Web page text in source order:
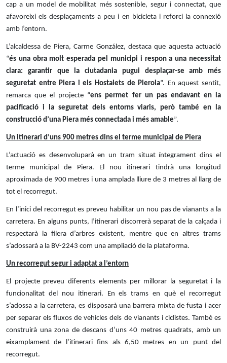
cap a un model de mobilitat més sostenible, segur i connectat, que
afavoreixi els desplaçaments a peu i en bicicleta i reforci la connexió
amb l’entorn.
L’alcaldessa de Piera, Carme González, destaca que aquesta actuació
“és una obra molt esperada pel municipi i respon a una necessitat
clara: garantir que la ciutadania pugui desplaçar-se amb més
seguretat entre Piera i els Hostalets de Pierola”. En aquest sentit,
remarca que el projecte “ens permet fer un pas endavant en la
pacificació i la seguretat dels entorns viaris, però també en la
construcció d’una Piera més connectada i més amable”.
Un itinerari d’uns 900 metres dins el terme municipal de Piera
L’actuació es desenvoluparà en un tram situat íntegrament dins el
terme municipal de Piera. El nou itinerari tindrà una longitud
aproximada de 900 metres i una amplada lliure de 3 metres al llarg de
tot el recorregut.
En l’inici del recorregut es preveu habilitar un nou pas de vianants a la
carretera. En alguns punts, l’itinerari discorrerà separat de la calçada i
respectarà la filera d’arbres existent, mentre que en altres trams
s’adossarà a la BV-2243 com una ampliació de la plataforma.
Un recorregut segur i adaptat a l’entorn
El projecte preveu diferents elements per millorar la seguretat i la
funcionalitat del nou itinerari. En els trams en què el recorregut
s’adossa a la carretera, es disposarà una barrera mixta de fusta i acer
per separar els fluxos de vehicles dels de vianants i ciclistes. També es
construirà una zona de descans d’uns 40 metres quadrats, amb un
eixamplament de l’itinerari fins als 6,50 metres en un punt del
recorregut.